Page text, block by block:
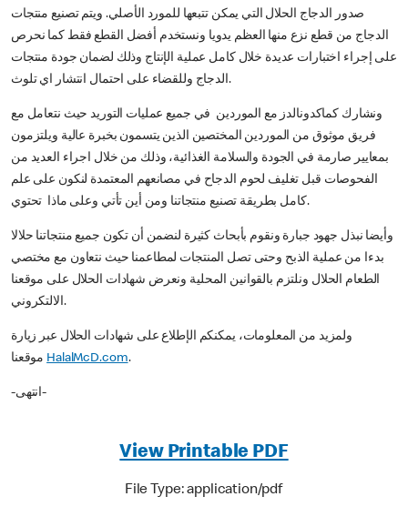
صدور الدجاج الحلال التي يمكن تتبعها للمورد الأصلي. ويتم تصنيع منتجات
الدجاج من قطع نزع منها العظم يدويا ونستخدم أفضل القطع فقط كما نحرص
على إجراء اختبارات عديدة خلال كامل عملية الإنتاج وذلك لضمان جودة منتجات
الدجاج وللقضاء على احتمال انتشار اي تلوث.
ونشارك كماكدونالدز مع الموردين في جميع عمليات التوريد حيث نتعامل مع
فريق موثوق من الموردين المختصين الذين يتسمون بخبرة عالية ويلتزمون
بمعايير صارمة في الجودة والسلامة الغذائية، وذلك من خلال اجراء العديد من
الفحوصات قبل تغليف لحوم الدجاح في مصانعهم المعتمدة لنكون على علم
كامل بطريقة تصنيع منتجاتنا ومن أين تأتي وعلى ماذا تحتوي.
وأيضا نبذل جهود جبارة ونقوم بأبحاث كثيرة لنضمن أن تكون جميع منتجاتنا حلالا
بدءا من عملية الذبح وحتى تصل المنتجات لمطاعمنا حيث نتعاون مع مختصي
الطعام الحلال ونلتزم بالقوانين المحلية ونعرض شهادات الحلال على موقعنا
الالتكروني.
ولمزيد من المعلومات، يمكنكم الإطلاع على شهادات الحلال عبر زيارة
HalalMcD.com.
-انتهى-
View Printable PDF
File Type: application/pdf